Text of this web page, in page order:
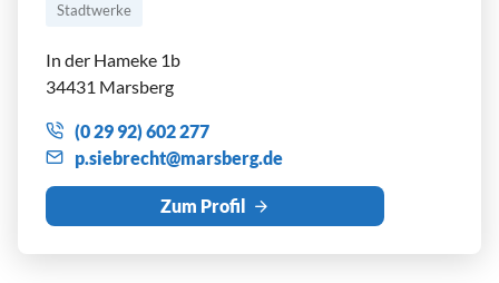
Stadtwerke
In der Hameke 1b
34431 Marsberg
(0 29 92) 602 277
p s br cht m rsb rg d
Zum Profil